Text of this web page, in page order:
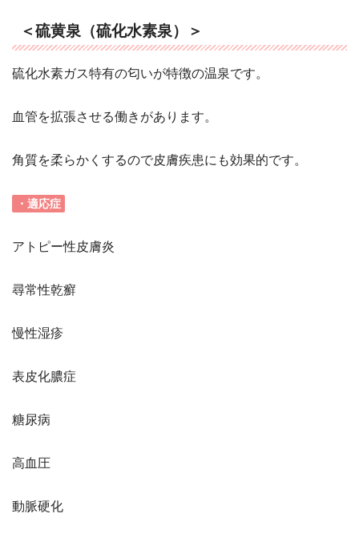
＜硫黄泉（硫化水素泉）＞
硫化水素ガス特有の匂いが特徴の温泉です。
血管を拡張させる働きがあります。
角質を柔らかくするので皮膚疾患にも効果的です。
・適応症
アトピー性皮膚炎
尋常性乾癬
慢性湿疹
表皮化膿症
糖尿病
高血圧
動脈硬化